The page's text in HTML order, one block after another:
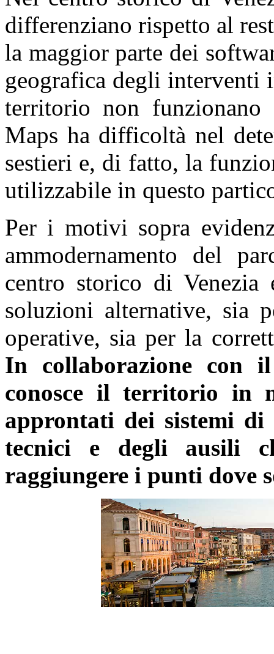
differenziano rispetto al
la maggior parte dei
geografica degli interventi
territorio non funzionano
Maps ha difficoltà nel
sestieri e, di fatto, la
utilizzabile in questo
Per i motivi sopra
ammodernamento del
centro storico di Venezia
soluzioni alternative, sia
operative, sia per la
In collaborazione con
conosce il territorio in
approntati dei sistemi
tecnici e degli ausili
raggiungere i punti dove